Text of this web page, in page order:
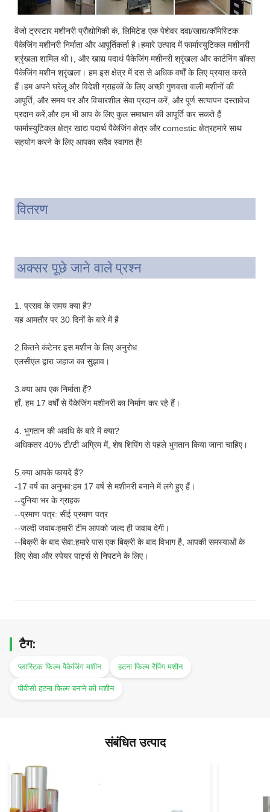
वेंजो ट्रस्टार मशीनरी प्रौद्योगिकी कं, लिमिटेड एक पेशेवर दवा/खाद्य/कॉमेस्टिक
पैकेजिंग मशीनरी निर्माता और आपूर्तिकर्ता है।हमारे उत्पाद में फार्मास्युटिकल मशीनरी
श्रृंखला शामिल थी।, और खाद्य पदार्थ पैकेजिंग मशीनरी श्रृंखला और कार्टनिंग बॉक्स
पैकेजिंग मशीन श्रृंखला। हम इस क्षेत्र में दस से अधिक वर्षों के लिए प्रयास करते
हैं।हम अपने घरेलू और विदेशी ग्राहकों के लिए अच्छी गुणवत्ता वाली मशीनों की
आपूर्ति, और समय पर और विचारशील सेवा प्रदान करें, और पूर्ण सत्यापन दस्तावेज
प्रदान करें,और हम भी आप के लिए कुल समाधान की आपूर्ति कर सकते हैं
फार्मास्युटिकल क्षेत्र खाद्य पदार्थ पैकेजिंग क्षेत्र और comestic क्षेत्रहमारे साथ
सहयोग करने के लिए आपका सदैव स्वागत है!
वितरण
अक्सर पूछे जाने वाले प्रश्न
1. प्रसव के समय क्या है?
यह आमतौर पर 30 दिनों के बारे में है
2.कितने कंटेनर इस मशीन के लिए अनुरोध
एलसीएल द्वारा जहाज का सुझाव।
3.क्या आप एक निर्माता हैं?
हाँ, हम 17 वर्षों से पैकेजिंग मशीनरी का निर्माण कर रहे हैं।
4. भुगतान की अवधि के बारे में क्या?
अधिकतर 40% टी/टी अग्रिम में, शेष शिपिंग से पहले भुगतान किया जाना चाहिए।
5.क्या आपके फायदे हैं?
-17 वर्ष का अनुभव:हम 17 वर्ष से मशीनरी बनाने में लगे हुए हैं।
--दुनिया भर के ग्राहक
--प्रमाण पत्र: सीई प्रमाण पत्र
--जल्दी जवाबःहमारी टीम आपको जल्द ही जवाब देगी।
--बिक्री के बाद सेवा:हमारे पास एक बिक्री के बाद विभाग है, आपकी समस्याओं के
लिए सेवा और स्पेयर पार्ट्स से निपटने के लिए।
टैग:
प्लास्टिक फिल्म पैकेजिंग मशीन हटना फिल्म रैपिंग मशीन
पीवीसी हटना फिल्म बनाने की मशीन
संबंधित उत्पाद